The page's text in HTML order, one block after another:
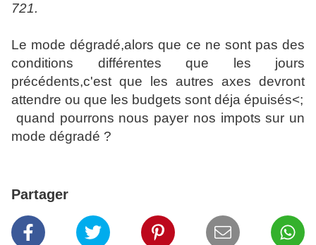
721.
Le mode dégradé,alors que ce ne sont pas des
conditions différentes que les jours
précédents,c'est que les autres axes devront
attendre ou que les budgets sont déja épuisés<;
quand pourrons nous payer nos impots sur un
mode dégradé ?
Partager